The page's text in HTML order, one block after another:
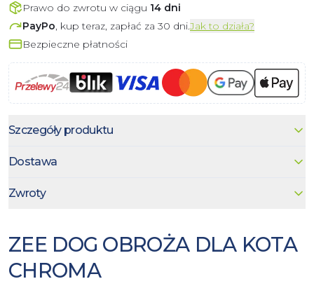
Prawo do zwrotu w ciągu 14 dni
PayPo, kup teraz, zapłać za 30 dni.Jak to działa?
Bezpieczne płatności
Szczegóły produktu
Dostawa
Zwroty
ZEE DOG OBROŻA DLA KOTA
CHROMA